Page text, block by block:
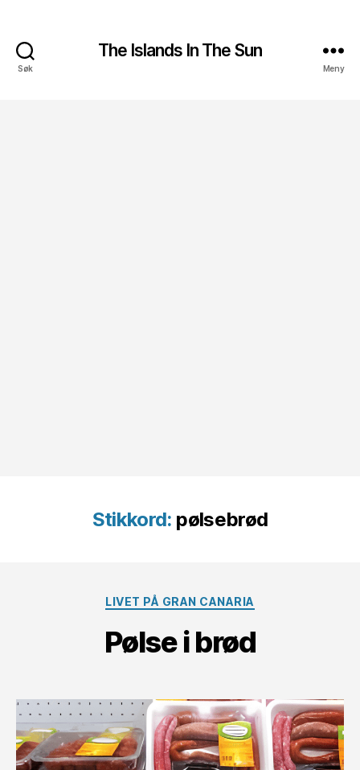
Søk
The Islands In The Sun
Meny
Stikkord: pølsebrød
Kategorier
LIVET PÅ GRAN CANARIA
Pølse i brød